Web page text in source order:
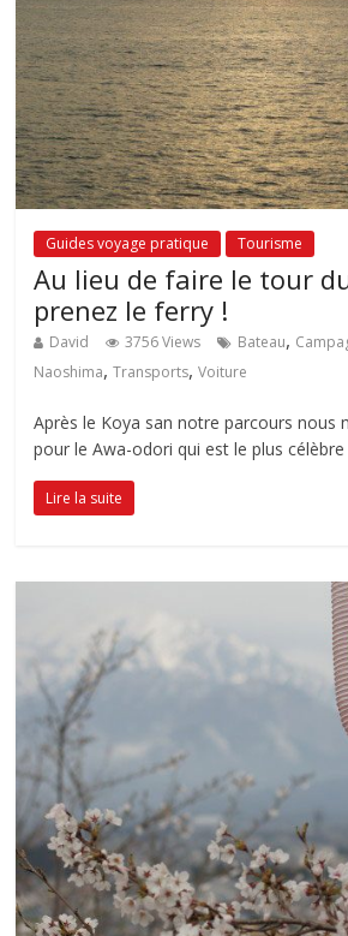
Guides voyage pratique Tourisme
Au lieu de faire le tour
prenez le ferry !
David 3756 Views Bateau,
Naoshima,Transports,Voiture
Après le Koya san notre parcours nous
pour le Awa-odori qui est le plus
Lire la suite